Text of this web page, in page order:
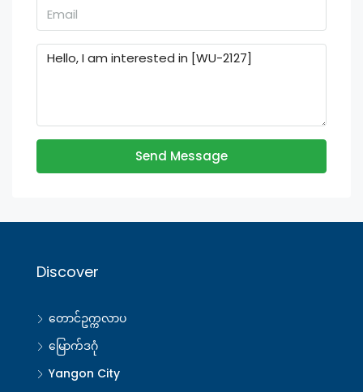
Send Message
Discover
တောင်ဥက္ကလာပ
မြောက်ဒဂုံ
Yangon City